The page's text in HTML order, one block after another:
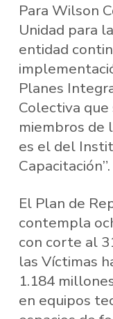
Para Wilson
Unidad para
entidad
Planes
Colectiva
miembros de
es el del
Capacitación”.
El Plan de
contempla
con corte al
las Víctimas
1.184
en equipos